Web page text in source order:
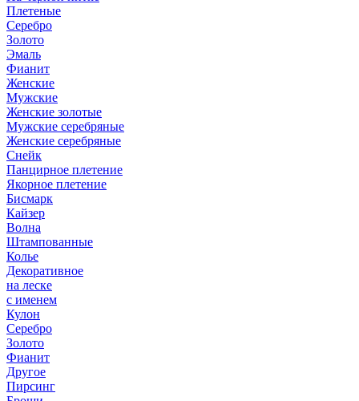
Плетеные
Серебро
Золото
Эмаль
Фианит
Женские
Мужские
Женские золотые
Мужские серебряные
Женские серебряные
Снейк
Панцирное плетение
Якорное плетение
Бисмарк
Кайзер
Волна
Штампованные
Колье
Декоративное
на леске
с именем
Кулон
Серебро
Золото
Фианит
Другое
Пирсинг